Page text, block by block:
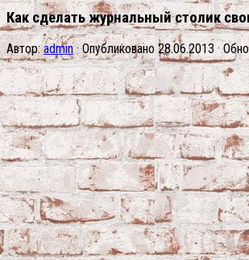
Как сделать журнальный столик
Автор:admin · Опубликовано28.06.2013·